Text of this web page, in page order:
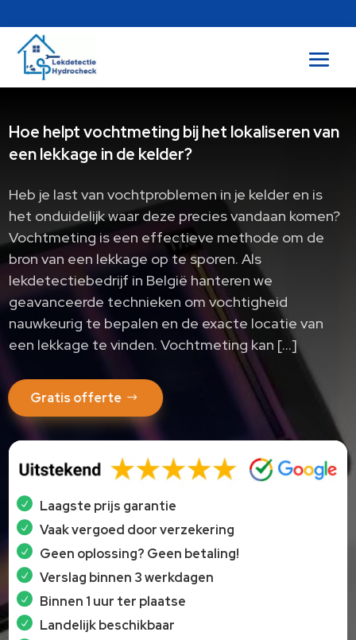
Hoe helpt vochtmeting bij het lokaliseren van
een lekkage in de kelder?
Heb je last van vochtproblemen in je kelder en is
het onduidelijk waar deze precies vandaan komen?
Vochtmeting is een effectieve methode om de
bron van een lekkage op te sporen. Als
lekdetectiebedrijf in België hanteren we
geavanceerde technieken om vochtigheid
nauwkeurig te bepalen en de exacte locatie van
een lekkage te vinden. Vochtmeting kan […]
Gratis offerte
Laagste prijs garantie
Vaak vergoed door verzekering
Geen oplossing? Geen betaling!
Verslag binnen 3 werkdagen
Binnen 1 uur ter plaatse
Landelijk beschikbaar